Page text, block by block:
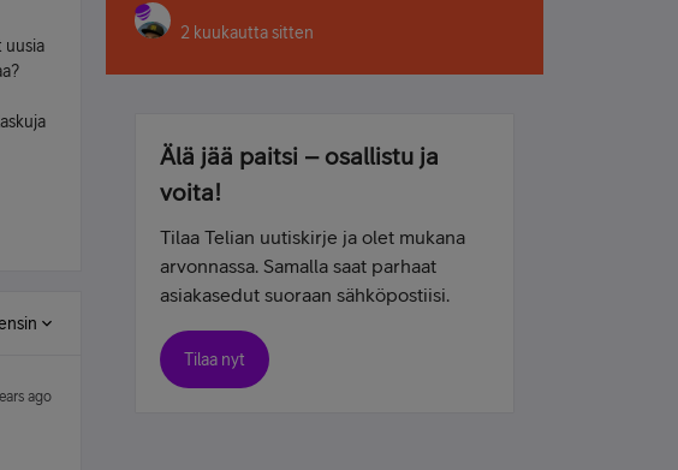
uusia
ago
2 kuukautta sitten
Älä jää paitsi – osallistu ja
voita!
Tilaa Telian uutiskirje ja olet mukana
arvonnassa. Samalla saat parhaat
asiakasedut suoraan sähköpostiisi.
Tilaa nyt